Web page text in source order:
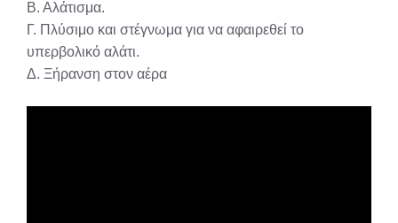
Β. Αλάτισμα.
Γ. Πλύσιμο και στέγνωμα για να αφαιρεθεί το
υπερβολικό αλάτι.
Δ. Ξήρανση στον αέρα